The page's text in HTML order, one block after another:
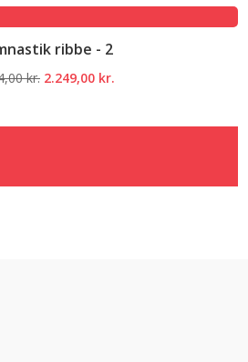
ribbe - 2
kr. Den
2.249,00 kr.